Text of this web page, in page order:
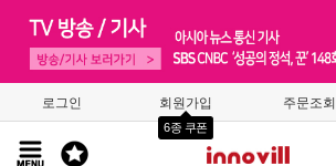
로그인 회원가입
6종 쿠폰
주문조회